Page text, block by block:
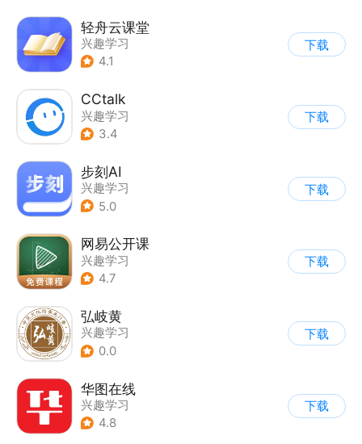
轻舟云课堂
兴趣学习
4.1
下载
CCtalk
兴趣学习
3.4
下载
步刻AI
兴趣学习
5.0
下载
网易公开课
兴趣学习
4.7
下载
弘岐黄
兴趣学习
0.0
下载
华图在线
兴趣学习
4.8
下载